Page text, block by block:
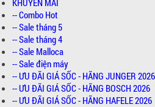
KHUYẾN MÃI
-- Combo Hot
-- Sale tháng 5
-- Sale tháng 4
-- Sale Malloca
-- Sale điện máy
-- ƯU ĐÃI GIÁ SỐC - HÃNG JUNGER 2026
-- ƯU ĐÃI GIÁ SỐC - HÃNG BOSCH 2026
-- ƯU ĐÃI GIÁ SỐC - HÃNG HAFELE 2026